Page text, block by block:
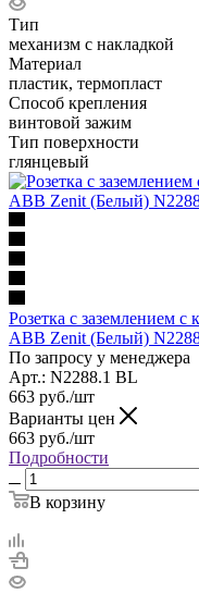
Тип
механизм с накладкой
Материал
пластик, термопласт
Способ крепления
винтовой зажим
Тип поверхности
глянцевый
Розетка с заземлением
ABB Zenit (Белый)
По запросу у менеджера
Арт.: N2288.1 BL
663 руб./шт
Варианты цен
663 руб./шт
Подробности
В корзину